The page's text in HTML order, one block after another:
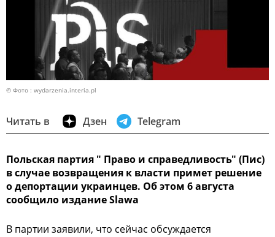
© Фото : wydarzenia.interia.pl
Читать в Дзен Telegram
Польская партия " Право и справедливость" (Пис)
в случае возвращения к власти примет решение
о депортации украинцев. Об этом 6 августа
сообщило издание Slawa
В партии заявили, что сейчас обсуждается